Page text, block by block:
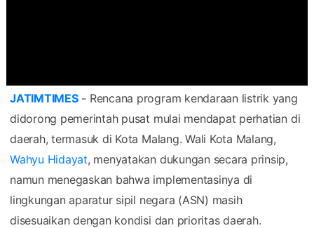
JATIMTIMES- Rencana program kendaraan listrik yang
didorong pemerintah pusat mulai mendapat perhatian di
daerah, termasuk di Kota Malang. Wali Kota Malang,
Wahyu Hidayat, menyatakan dukungan secara prinsip,
namun menegaskan bahwa implementasinya di
lingkungan aparatur sipil negara (ASN) masih
disesuaikan dengan kondisi dan prioritas daerah.